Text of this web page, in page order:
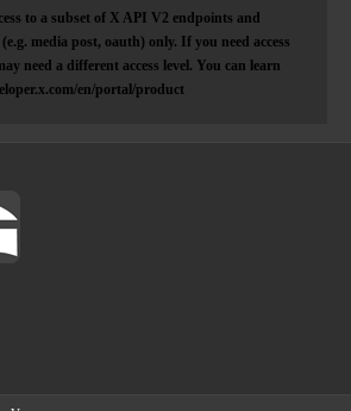
to a subset of X API V2 endpoints and
media post, oauth) only. If you need access
need a different access level. You can learn
en/portal/product